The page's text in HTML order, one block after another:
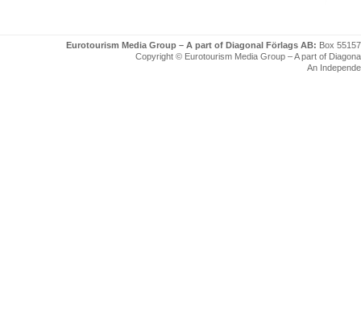
Eurotourism Media Group – A part of Diagonal Förlags AB: Box
Copyright © Eurotourism Media Group – A part of
An